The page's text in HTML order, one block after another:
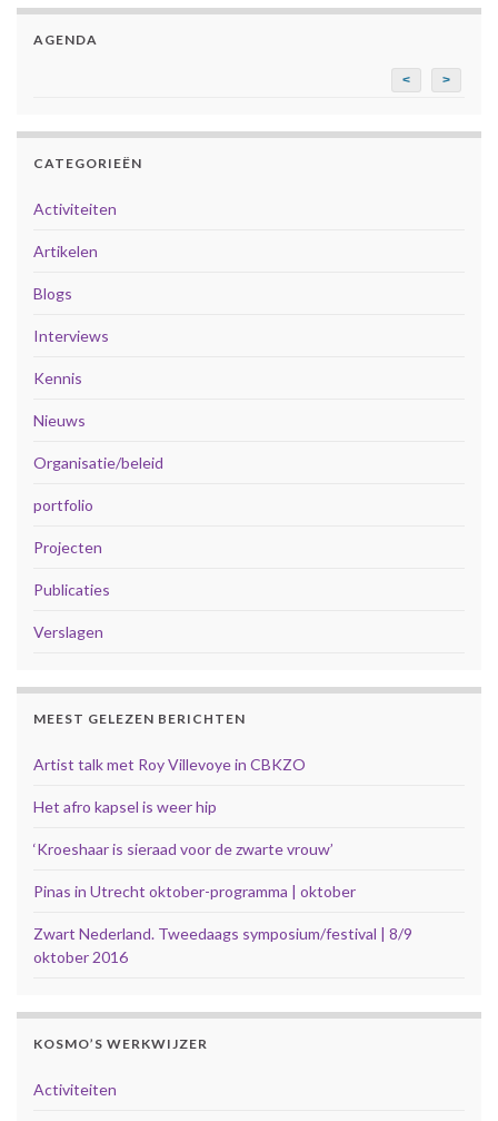
AGENDA
< >
CATEGORIEËN
Activiteiten
Artikelen
Blogs
Interviews
Kennis
Nieuws
Organisatie/beleid
portfolio
Projecten
Publicaties
Verslagen
MEEST GELEZEN BERICHTEN
Artist talk met Roy Villevoye in CBKZO
Het afro kapsel is weer hip
‘Kroeshaar is sieraad voor de zwarte vrouw’
Pinas in Utrecht oktober-programma | oktober
Zwart Nederland. Tweedaags symposium/festival | 8/9
oktober 2016
KOSMO’S WERKWIJZER
Activiteiten